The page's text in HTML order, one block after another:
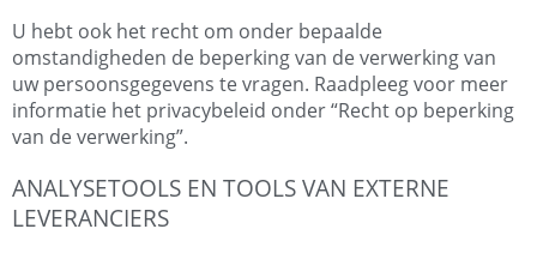
U hebt ook het recht om onder bepaalde
omstandigheden de beperking van de verwerking van
uw persoonsgegevens te vragen. Raadpleeg voor meer
informatie het privacybeleid onder “Recht op beperking
van de verwerking”.
ANALYSETOOLS EN TOOLS VAN EXTERNE
LEVERANCIERS